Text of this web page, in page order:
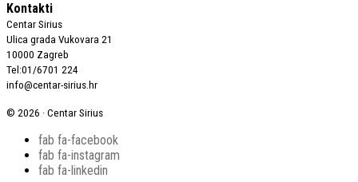
Kontakti
Centar Sirius
Ulica grada Vukovara 21
10000 Zagreb
Tel:01/6701 224
info@centar-sirius.hr
© 2026 · Centar Sirius
fab fa-facebook
fab fa-instagram
fab fa-linkedin